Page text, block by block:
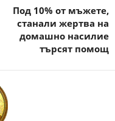
Под 10% от мъжете,
станали жертва на
домашно насилие
търсят помощ